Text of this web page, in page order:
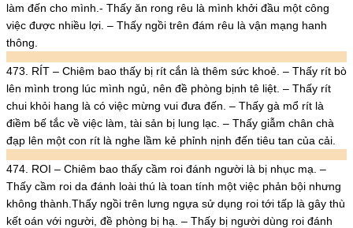
làm đến cho mình.- Thấy ăn rong rêu là mình khởi đầu một công
việc được nhiều lợi. – Thấy ngồi trên đám rêu là vận mạng hanh
thông.
473. RÍT – Chiêm bao thấy bị rít cắn là thêm sức khoẻ. – Thấy rít bò
lên mình trong lúc mình ngủ, nên đề phòng bịnh tê liệt. – Thấy rít
chui khỏi hang là có việc mừng vui đưa đến. – Thấy gà mổ rít là
điềm bế tắc về việc làm, tài sản bị lung lạc. – Thấy giẫm chân chà
đạp lên một con rít là nghe lầm kẻ phỉnh nịnh đến tiêu tan của cải.
474. ROI – Chiêm bao thấy cầm roi đánh người là bị nhục mạ. –
Thấy cầm roi da đánh loài thú là toan tính một việc phản bội nhưng
không thành.Thấy ngồi trên lưng ngựa sử dụng roi tới tấp là gây thù
kết oán với người, đề phòng bị hạ. – Thấy bị người dùng roi đánh